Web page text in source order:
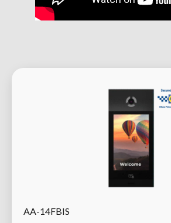
AA-14FBIS